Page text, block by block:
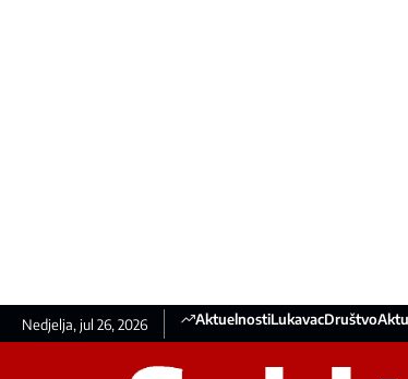
Nedjelja, jul 26, 2026 AktuelnostiLukavacDruštvo